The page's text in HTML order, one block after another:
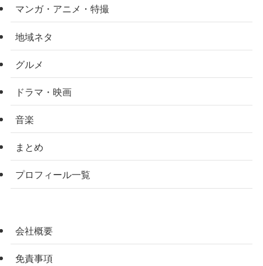
マンガ・アニメ・特撮
地域ネタ
グルメ
ドラマ・映画
音楽
まとめ
プロフィール一覧
会社概要
免責事項